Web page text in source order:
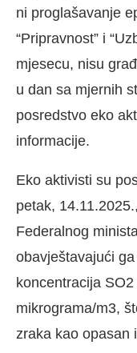
ni proglašavanje
“Pripravnost” i
mjesecu, nisu
u dan sa mjernih
posredstvo eko
informacije.
Eko aktivisti su
petak,
Federalnog
obavještavajući
koncentracija
mikrograma/m3,
zraka kao opasan